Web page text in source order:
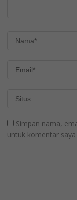
Simpan nama,
untuk komentar